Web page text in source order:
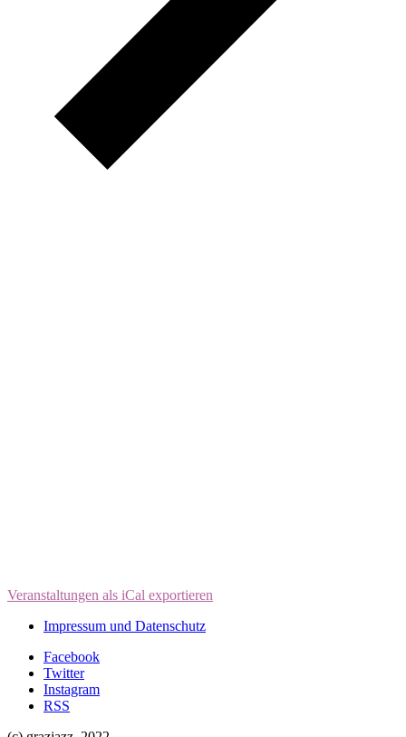
Veranstaltungen als iCal exportieren
Impressum und Datenschutz
Facebook
Twitter
Instagram
RSS